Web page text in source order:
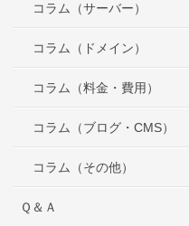
コラム（サーバー）
コラム（ドメイン）
コラム（料金・費用）
コラム（ブログ・CMS）
コラム（その他）
Ｑ＆Ａ